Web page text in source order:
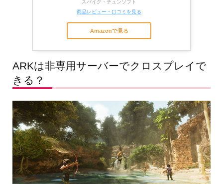
スパイク・チュンソフト
商品レビュー・口コミを見る
Amazonで見る
ARKは非専用サーバーでクロスプレイで
きる？